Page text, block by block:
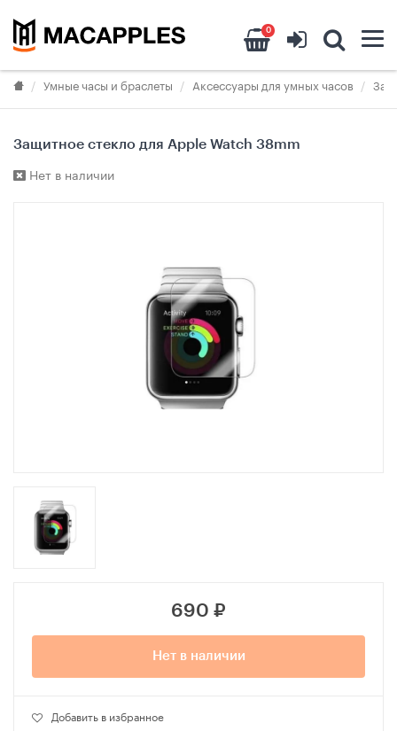
0
Умные часы и браслеты Аксессуары для умных часов
Защитное стекло для Apple Watch 38mm
Нет в наличии
690 ₽
Нет в наличии
Добавить в избранное